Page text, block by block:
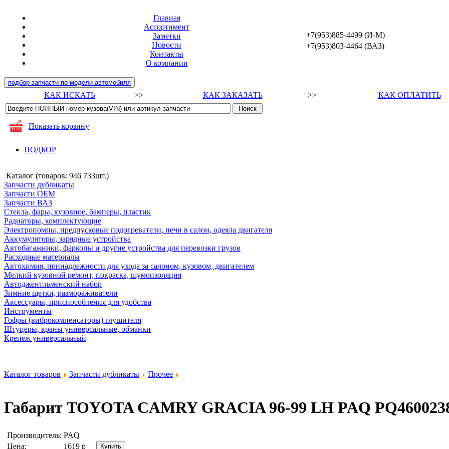
Главная
Ассортимент
Заметки
Новости
Контакты
О компании
+7(953)885-4499 (И-М)
+7(953)803-4464 (ВАЗ)
подбор запчасти по модели автомобиля
КАК ИСКАТЬ >> КАК ЗАКАЗАТЬ >> КАК ОПЛАТИТЬ
Показать корзину
ПОДБОР
Каталог (товаров: 946 733шт.)
Запчасти дубликаты
Запчасти ОЕМ
Запчасти ВАЗ
Стекла, фары, кузовное, бамперы, пластик
Радиаторы, комплектующие
Электропомпы, предпусковые подогреватели, печи в салон, одеяла двигателя
Аккумуляторы, зарядные устройства
Автобагажники, фаркопы и другие устройства для перевозки грузов
Расходные материалы
Автохимия, принадлежности для ухода за салоном, кузовом, двигателем
Мелкий кузовной ремонт, покраска, шумоизоляция
Автоджентльменский набор
Зимние щетки, размораживатели
Аксессуары, приспособления для удобства
Инструменты
Гофры (виброкомпенсаторы) глушителя
Штуцеры, краны универсальные, обманки
Крепеж универсальный
Каталог товаров Запчасти дубликаты Прочее
Габарит TOYOTA CAMRY GRACIA 96-99 LH PAQ
Производитель: PAQ
Цена:
1619 р